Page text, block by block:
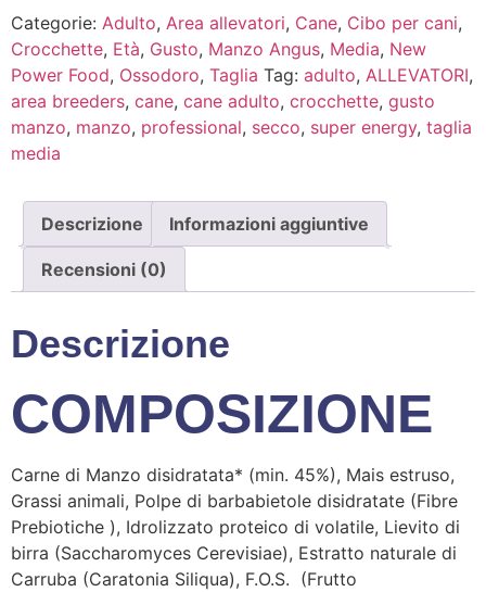
Categorie: Adulto, Area allevatori, Cane, Cibo per cani,
Crocchette, Età, Gusto, Manzo Angus, Media, New
Power Food, Ossodoro, Taglia Tag: adulto, ALLEVATORI,
area breeders, cane, cane adulto, crocchette, gusto
manzo, manzo, professional, secco, super energy, taglia
media
Descrizione Informazioni aggiuntive
Recensioni (0)
Descrizione
COMPOSIZIONE
Carne di Manzo disidratata* (min. 45%), Mais estruso,
Grassi animali, Polpe di barbabietole disidratate (Fibre
Prebiotiche ), Idrolizzato proteico di volatile, Lievito di
birra (Saccharomyces Cerevisiae), Estratto naturale di
Carruba (Caratonia Siliqua), F.O.S. (Frutto